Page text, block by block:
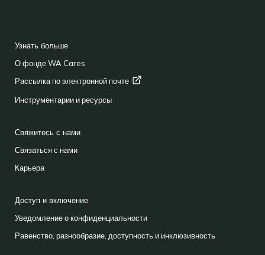
Узнать больше
О фонде WA Cares
Рассылка по электронной почте
Инструментарии и ресурсы
Свяжитесь с нами
Связаться с нами
Карьера
Доступ и включение
Уведомление о конфиденциальности
Равенство, разнообразие, доступность и инклюзивность